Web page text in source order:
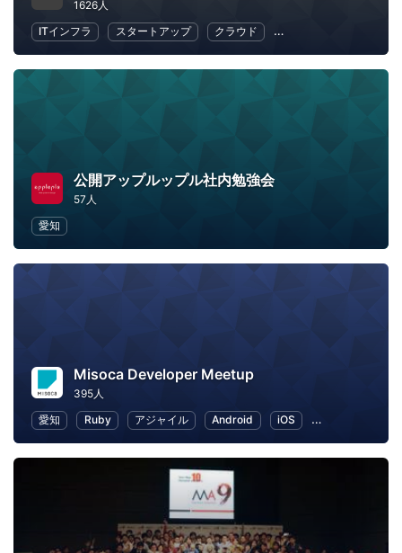
1626人
ITインフラ
スタートアップ クラウド 地域経済と地域社会
公開アップルップル社内勉強会
57人
愛知
Misoca Developer Meetup
395人
愛知
Ruby アジャイル Android iOS ワークライフバ